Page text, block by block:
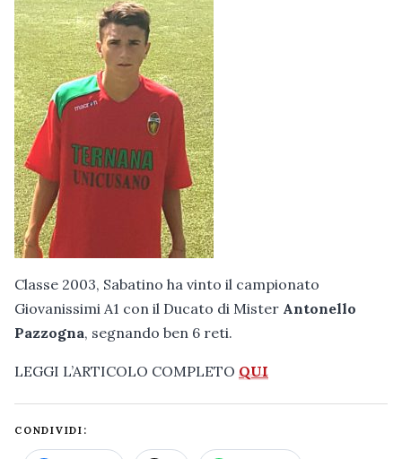
Classe 2003, Sabatino ha vinto il campionato
Giovanissimi A1 con il Ducato di Mister Antonello
Pazzogna, segnando ben 6 reti.
LEGGI L’ARTICOLO COMPLETO QUI
CONDIVIDI: